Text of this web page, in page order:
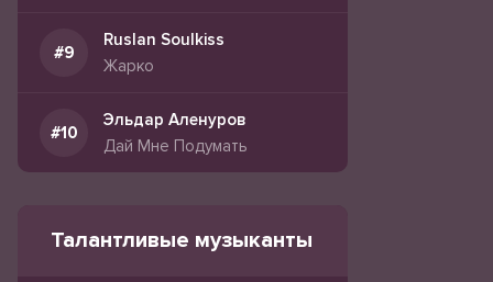
Ruslan Soulkiss
Жарко
Эльдар Аленуров
Дай Мне Подумать
Талантливые музыканты